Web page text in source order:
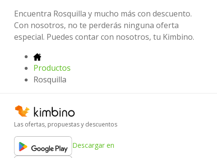
Encuentra Rosquilla y mucho más con descuento.
Con nosotros, no te perderás ninguna oferta
especial. Puedes contar con nosotros, tu Kimbino.
Productos
Rosquilla
Las ofertas, propuestas y descuentos
Descargar en